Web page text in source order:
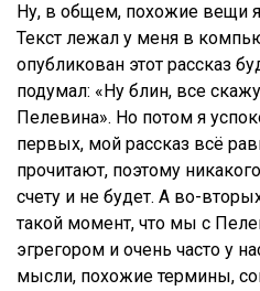
Ну, в общем, похожие вещи
Текст лежал у меня в
опубликован этот рассказ
подумал: «Ну блин, все
Пелевина». Но потом я
первых, мой рассказ всё
прочитают, поэтому
счету и не будет. А во-
такой момент, что мы с
эгрегором и очень часто у
мысли, похожие термины,